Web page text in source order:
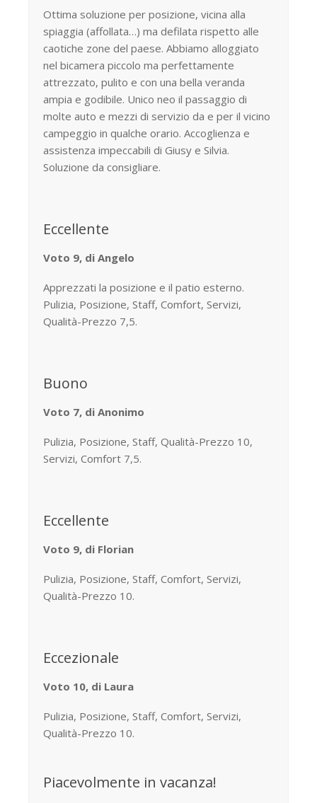
Ottima soluzione per posizione, vicina alla
spiaggia (affollata…) ma defilata rispetto alle
caotiche zone del paese. Abbiamo alloggiato
nel bicamera piccolo ma perfettamente
attrezzato, pulito e con una bella veranda
ampia e godibile. Unico neo il passaggio di
molte auto e mezzi di servizio da e per il vicino
campeggio in qualche orario. Accoglienza e
assistenza impeccabili di Giusy e Silvia.
Soluzione da consigliare.
Eccellente
Voto 9, di Angelo
Apprezzati la posizione e il patio esterno.
Pulizia, Posizione, Staff, Comfort, Servizi,
Qualità-Prezzo 7,5.
Buono
Voto 7, di Anonimo
Pulizia, Posizione, Staff, Qualità-Prezzo 10,
Servizi, Comfort 7,5.
Eccellente
Voto 9, di Florian
Pulizia, Posizione, Staff, Comfort, Servizi,
Qualità-Prezzo 10.
Eccezionale
Voto 10, di Laura
Pulizia, Posizione, Staff, Comfort, Servizi,
Qualità-Prezzo 10.
Piacevolmente in vacanza!